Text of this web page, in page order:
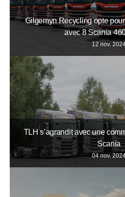
Gilgemyn Recycling opte
avec 8 Scania
12 nov.
TLH s’agrandit avec une
Scania
04 nov.